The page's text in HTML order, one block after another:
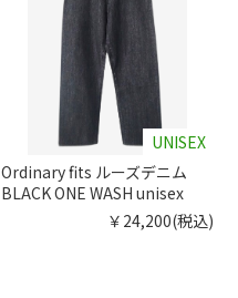
UNISEX
Ordinary fits ルーズデニム
BLACK ONE WASH unisex
￥24,200(税込)